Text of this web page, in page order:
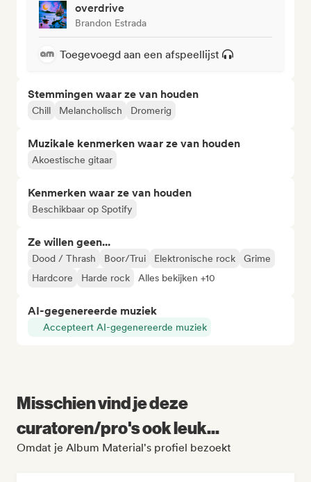
overdrive
Brandon Estrada
Toegevoegd aan een afspeellijst
Stemmingen waar ze van houden
Chill Melancholisch Dromerig
Muzikale kenmerken waar ze van houden
Akoestische gitaar
Kenmerken waar ze van houden
Beschikbaar op Spotify
Ze willen geen...
Dood / Thrash Boor/Trui Elektronische rock
Grime
Hardcore
Harde rock Alles bekijken +10
AI-gegenereerde muziek
Accepteert AI-gegenereerde muziek
Misschien vind je deze
curatoren/pro's ook leuk...
Omdat je Album Material's profiel bezoekt